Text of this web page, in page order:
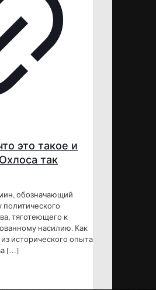
это такое и
так
обозначающий
тяготеющего к
насилию. Как
исторического опыта
[…]